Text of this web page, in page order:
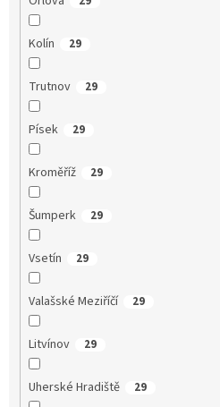
Kolín 29
Trutnov 29
Písek 29
Kroměříž 29
Šumperk 29
Vsetín 29
Valašské Meziříčí 29
Litvínov 29
Uherské Hradiště 29